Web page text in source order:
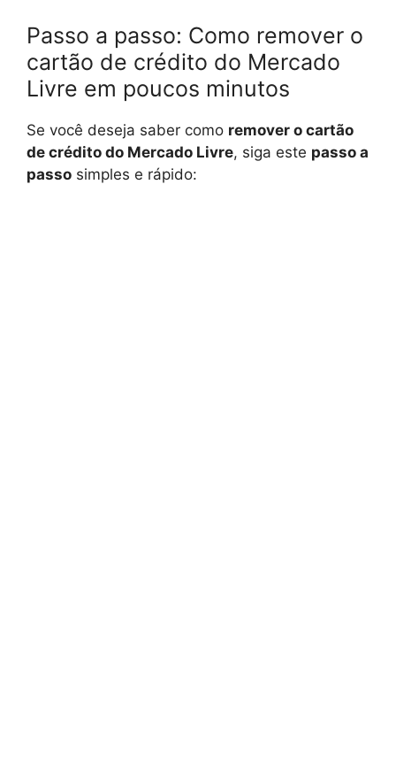
Passo a passo: Como remover o
cartão de crédito do Mercado
Livre em poucos minutos
Se você deseja saber como remover o cartão
de crédito do Mercado Livre, siga este passo a
passo simples e rápido: